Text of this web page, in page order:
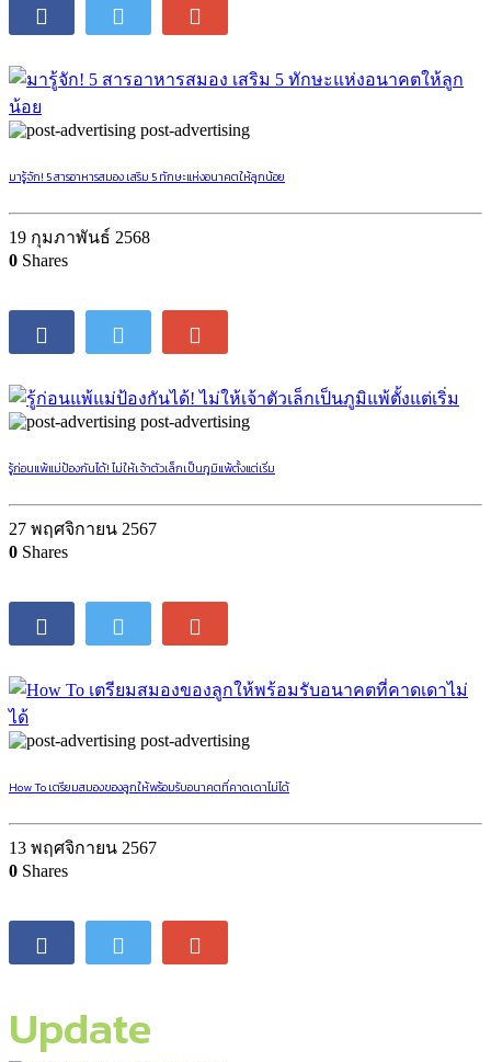
post-advertising
มารู้จัก! 5 สารอาหารสมอง เสริม 5 ทักษะแห่งอนาคตให้ลูกน้อย
19 กุมภาพันธ์ 2568
0 Shares
post-advertising
รู้ก่อนแพ้แม่ป้องกันได้! ไม่ให้เจ้าตัวเล็กเป็นภูมิแพ้ตั้งแต่เริ่ม
27 พฤศจิกายน 2567
0 Shares
post-advertising
How To เตรียมสมองของลูกให้พร้อมรับอนาคตที่คาดเดาไม่ได้
13 พฤศจิกายน 2567
0 Shares
Update